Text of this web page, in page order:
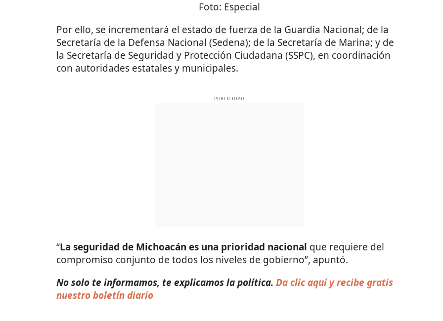
Foto: Especial
Por ello, se incrementará el estado de fuerza de la Guardia Nacional; de la
Secretaría de la Defensa Nacional (Sedena); de la Secretaría de Marina; y de
la Secretaría de Seguridad y Protección Ciudadana (SSPC), en coordinación
con autoridades estatales y municipales.
PUBLICIDAD
“La seguridad de Michoacán es una prioridad nacional que requiere del
compromiso conjunto de todos los niveles de gobierno”, apuntó.
No solo te informamos, te explicamos la política. Da clic aquí y recibe gratis
nuestro boletín diario